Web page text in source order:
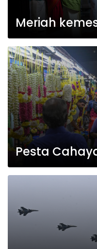
Meriah
Pesta